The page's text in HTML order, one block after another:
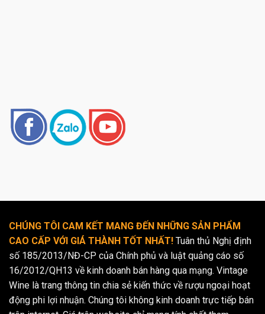
CHÚNG TÔI CAM KẾT MANG ĐẾN NHỮNG SẢN PHẨM
CAO CẤP VỚI GIÁ THÀNH TỐT NHẤT! Tuân thủ Nghị định
số 185/2013/NĐ-CP của Chính phủ và luật quảng cáo số
16/2012/QH13 về kinh doanh bán hàng qua mạng. Vintage
Wine là trang thông tin chia sẻ kiến thức về rượu ngoại hoạt
động phi lợi nhuận. Chúng tôi không kinh doanh trực tiếp bán